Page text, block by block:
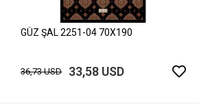
GÜZ ŞAL 2251-04 70X190
36,73 USD 33,58 USD